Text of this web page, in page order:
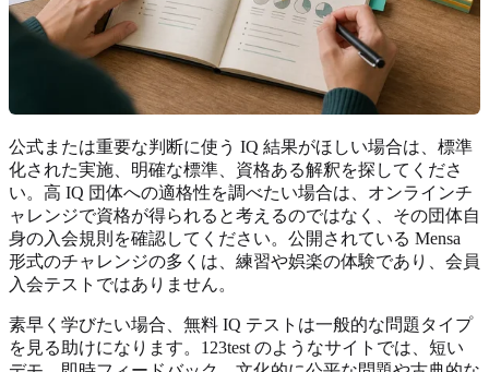
公式または重要な判断に使う IQ 結果がほしい場合は、標準
化された実施、明確な標準、資格ある解釈を探してくださ
い。高 IQ 団体への適格性を調べたい場合は、オンラインチ
ャレンジで資格が得られると考えるのではなく、その団体自
身の入会規則を確認してください。公開されている Mensa
形式のチャレンジの多くは、練習や娯楽の体験であり、会員
入会テストではありません。
素早く学びたい場合、無料 IQ テストは一般的な問題タイプ
を見る助けになります。123test のようなサイトでは、短い